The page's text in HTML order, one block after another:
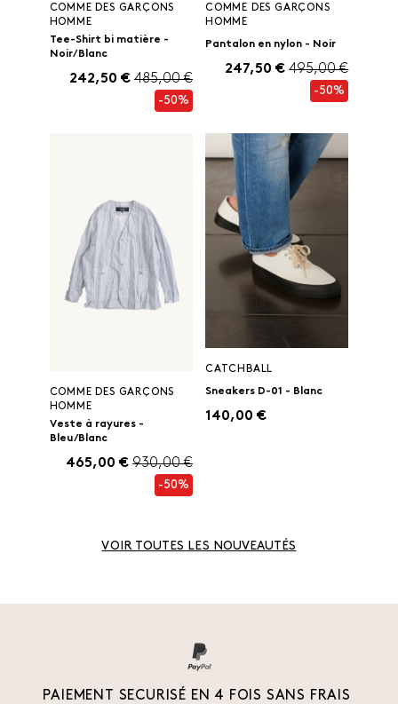
COMME DES GARÇONS
HOMME
Tee-Shirt bi matière -
Noir/ Blanc
242,50 € 485,00 €
-50%
COMME DES GARÇONS
HOMME
Pantalon en nylon - Noir
247,50 € 495,00 €
-50%
COMME DES GARÇONS
HOMME
Veste à rayures -
Bleu/Blanc
465,00 € 930,00 €
-50%
CATCHBALL
Sneakers D-01 - Blanc
140,00 €
VOIR TOUTES LES NOUVEAUTÉS
PAIEMENT SECURISÉ EN 4 FOIS SANS FRAIS